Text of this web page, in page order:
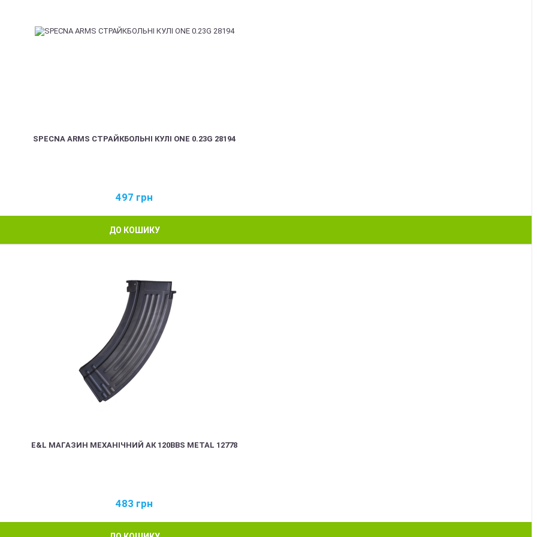
SPECNA ARMS СТРАЙКБОЛЬНІ КУЛІ ONE 0.23G 28194
497 грн
ДО КОШИКУ
E&L МАГАЗИН МЕХАНІЧНИЙ АК 120BBS METAL 12778
483 грн